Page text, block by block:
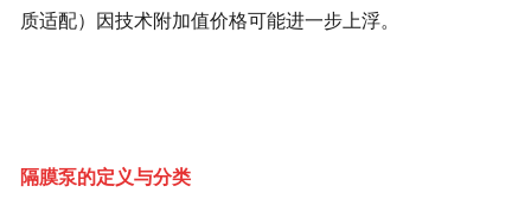
质适配）因技术附加值价格可能进一步上浮。
隔膜泵的定义与分类